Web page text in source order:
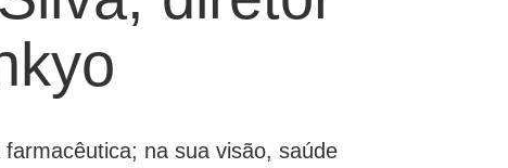
na sua visão, saúde